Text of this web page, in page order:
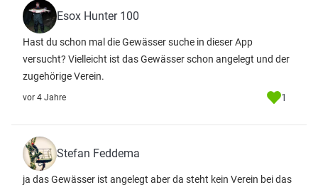
Esox Hunter 100
Hast du schon mal die Gewässer suche in dieser App
versucht? Vielleicht ist das Gewässer schon angelegt und der
zugehörige Verein.
vor 4 Jahre 1
Stefan Feddema
ja das Gewässer ist angelegt aber da steht kein Verein bei das